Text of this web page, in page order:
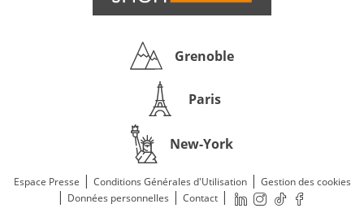
Grenoble
Paris
New-York
Espace Presse | Conditions Générales d'Utilisation| Gestion des cookies
| Données personnelles | Contact|